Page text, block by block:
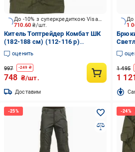
710.60₴/шт.
До -10% з суперкредиткою Visa Вигода
Китель Топтрейдер Комбат ШК
(182-188 см) (112-116 р)
темная-олива р.XL
оценить
997 -249 ₴
748 ₴/шт.
Доставим
1
(52-
1 495
1